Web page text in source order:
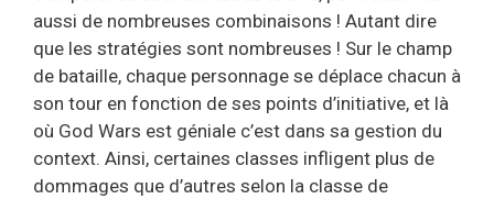
aussi de nombreuses combinaisons ! Autant dire
que les stratégies sont nombreuses ! Sur le champ
de bataille, chaque personnage se déplace chacun à
son tour en fonction de ses points d’initiative, et là
où God Wars est géniale c’est dans sa gestion du
context. Ainsi, certaines classes infligent plus de
dommages que d’autres selon la classe de